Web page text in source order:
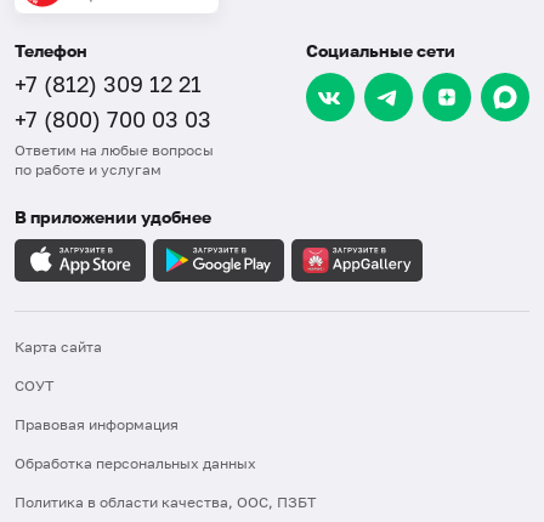
Телефон
+7 (812) 309 12 21
+7 (800) 700 03 03
Ответим на любые вопросы
по работе и услугам
Социальные сети
В приложении удобнее
Карта сайта
СОУТ
Правовая информация
Обработка персональных данных
Политика в области качества, ООС, ПЗБТ